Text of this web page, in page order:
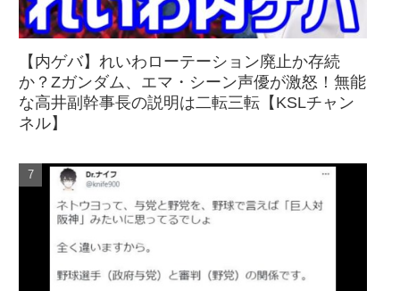
【内ゲバ】れいわローテーション廃止か存続
か？Zガンダム、エマ・シーン声優が激怒！無能
な高井副幹事長の説明は二転三転【KSLチャン
ネル】